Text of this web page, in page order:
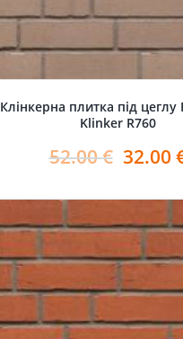
Клінкерна плитка під цеглу
Klinker R760
52.00€ 32.00